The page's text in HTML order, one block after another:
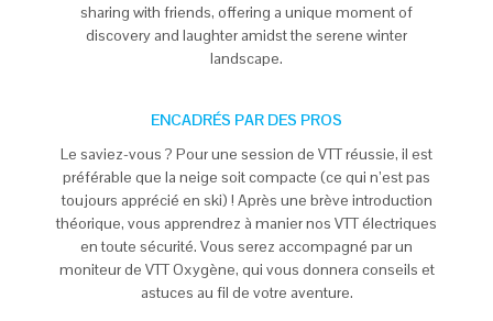
sharing with friends, offering a unique moment of
discovery and laughter amidst the serene winter
landscape.
ENCADRÉS PAR DES PROS
Le saviez-vous ? Pour une session de VTT réussie, il est
préférable que la neige soit compacte (ce qui n’est pas
toujours apprécié en ski) ! Après une brève introduction
théorique, vous apprendrez à manier nos VTT électriques
en toute sécurité. Vous serez accompagné par un
moniteur de VTT Oxygène, qui vous donnera conseils et
astuces au fil de votre aventure.